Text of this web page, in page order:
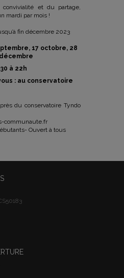
et du partage,
mardi par mois !
fin décembre 2023
17 octobre, 28
à 22h
: au conservatoire
du conservatoire Tyndo
communaute.fr
Ouvert à tous